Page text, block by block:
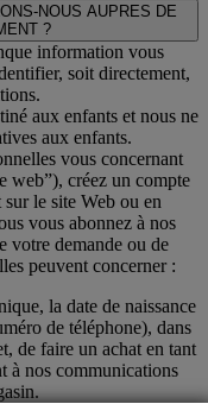
NOUS AUPRES DE
?
information vous
soit directement,
aux enfants et nous ne
aux enfants.
vous concernant
web”), créez un compte
le site Web ou en
vous abonnez à nos
votre demande ou de
peuvent concerner :
la date de naissance
de téléphone), dans
de faire un achat en tant
à nos communications